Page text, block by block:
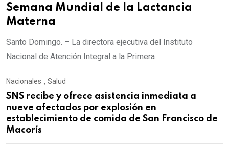
Semana Mundial de la Lactancia
Materna
Santo Domingo. – La directora ejecutiva del Instituto
Nacional de Atención Integral a la Primera
Nacionales , Salud
SNS recibe y ofrece asistencia inmediata a
nueve afectados por explosión en
establecimiento de comida de San Francisco de
Macorís